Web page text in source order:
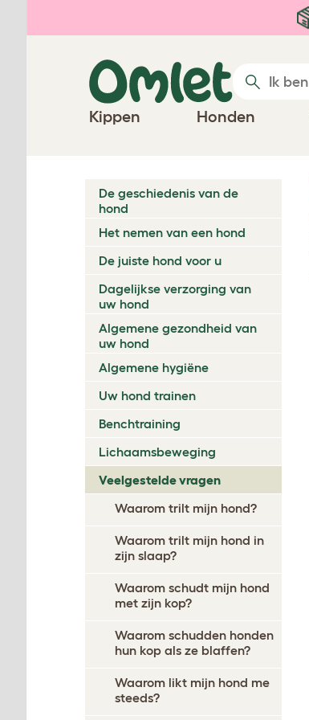
Kippen Honden
De geschiedenis van de
hond
Het nemen van een hond
De juiste hond voor u
Dagelijkse verzorging van
uw hond
Algemene gezondheid van
uw hond
Algemene hygiëne
Uw hond trainen
Benchtraining
Lichaamsbeweging
Veelgestelde vragen
Waarom trilt mijn hond?
Waarom trilt mijn hond in
zijn slaap?
Waarom schudt mijn hond
met zijn kop?
Waarom schudden honden
hun kop als ze blaffen?
Waarom likt mijn hond me
steeds?